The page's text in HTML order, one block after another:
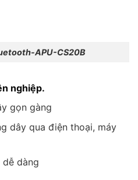
APU-CS20B
nghiệp.
gọn gàng
dây qua điện thoại, máy
dễ dàng